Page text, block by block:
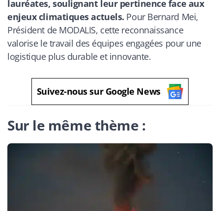
lauréates, soulignant leur pertinence face aux
enjeux climatiques actuels. Pour Bernard Mei,
Président de MODALIS, cette reconnaissance
valorise le travail des équipes engagées pour une
logistique plus durable et innovante.
Suivez-nous sur Google News
Sur le même thème :